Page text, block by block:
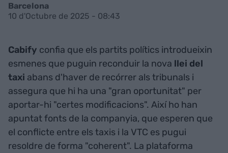
Barcelona
10 d'Octubre de 2025 - 08:43
Cabify confia que els partits polítics introdueixin
esmenes que puguin reconduir la nova llei del
taxi abans d'haver de recórrer als tribunals i
assegura que hi ha una "gran oportunitat" per
aportar-hi "certes modificacions". Així ho han
apuntat fonts de la companyia, que esperen que
el conflicte entre els taxis i la VTC es pugui
resoldre de forma "coherent". La plataforma